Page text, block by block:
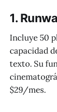
1.
Incluye 50
capacidad
texto. Su
$29/mes.